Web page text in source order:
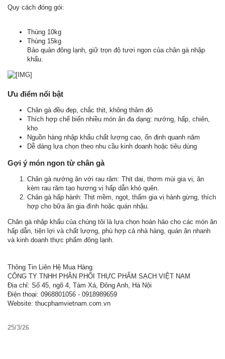
Quy cách đóng gói:
Thùng 10kg
Thùng 15kg
Bảo quản đông lạnh, giữ trọn độ tươi ngon của chân gà nhập
khẩu.
Ưu điểm nổi bật
Chân gà đều đẹp, chắc thịt, không thâm đỏ
Thích hợp chế biến nhiều món ăn đa dạng: nướng, hấp, chiên,
kho
Nguồn hàng nhập khẩu chất lượng cao, ổn định quanh năm
Dễ dàng lựa chọn theo nhu cầu kinh doanh hoặc tiêu dùng
Gợi ý món ngon từ chân gà
Chân gà nướng ăn với rau răm: Thịt dai, thơm mùi gia vị, ăn
kèm rau răm tạo hương vị hấp dẫn khó quên.
Chân gà hấp hành: Thịt mềm, ngọt, thấm gia vị hành gừng, thích
hợp cho bữa ăn gia đình hoặc quán nhậu.
Chân gà nhập khẩu của chúng tôi là lựa chọn hoàn hảo cho các món ăn
hấp dẫn, tiện lợi và chất lượng, phù hợp cả nhà hàng, quán ăn nhanh
và kinh doanh thực phẩm đông lạnh.
Thông Tin Liên Hệ Mua Hàng
CÔNG TY TNHH PHÂN PHỐI THỰC PHẨM SẠCH VIỆT NAM
Địa chỉ: Số 45, ngõ 4, Tàm Xá, Đông Anh, Hà Nội
Điện thoại: 0968801056 - 0918989659
Website: thucphamvietnam.com.vn
25/3/26